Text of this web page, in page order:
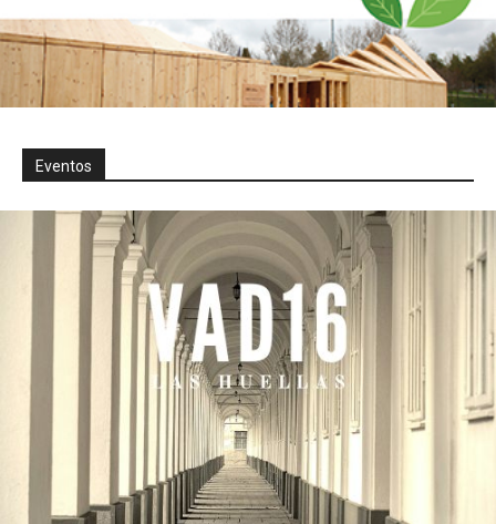
Eventos